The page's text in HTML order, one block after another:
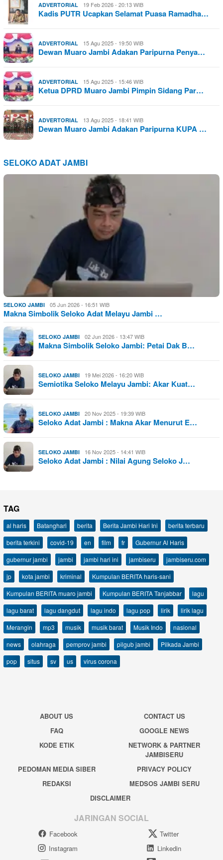
ADVERTORIAL 19 Feb 2026 - 20:13 WIB
Kadis PUTR Ucapkan Selamat Puasa Ramadha…
ADVERTORIAL 15 Agu 2025 - 19:50 WIB
Dewan Muaro Jambi Adakan Paripurna Penya…
ADVERTORIAL 15 Agu 2025 - 15:46 WIB
Ketua DPRD Muaro Jambi Pimpin Sidang Par…
ADVERTORIAL 13 Agu 2025 - 18:41 WIB
Dewan Muaro Jambi Adakan Paripurna KUPA …
SELOKO ADAT JAMBI
SELOKO JAMBI 05 Jun 2026 - 16:51 WIB
Makna Simbolik Seloko Adat Melayu Jambi …
SELOKO JAMBI 02 Jun 2026 - 13:47 WIB
Makna Simbolik Seloko Jambi: Petai Dak B…
SELOKO JAMBI 19 Mei 2026 - 16:20 WIB
Semiotika Seloko Melayu Jambi: Akar Kuat…
SELOKO JAMBI 20 Nov 2025 - 19:39 WIB
Seloko Adat Jambi : Makna Akar Menurut E…
SELOKO JAMBI 16 Nov 2025 - 14:41 WIB
Seloko Adat Jambi : Nilai Agung Seloko J…
TAG
al haris Batanghari berita Berita Jambi Hari Ini
berita terbaru
berita terkini
covid-19 en film fr
Gubernur Al Haris
gubernur jambi
jambi jambi hari ini jambiseru
jambiseru.com
jp
kota jambi kriminal
Kumpulan BERITA haris-sani
Kumpulan BERITA muaro jambi
Kumpulan BERITA Tanjabbar
lagu
lagu barat
lagu dangdut lagu indo lagu pop lirik
lirik lagu
Merangin
mp3 musik musik barat Musik Indo
nasional
news
olahraga pemprov jambi pilgub jambi
Pilkada Jambi
pop
situs sv us virus corona
ABOUT US
CONTACT US
FAQ
GOOGLE NEWS
KODE ETIK
NETWORK & PARTNER
JAMBISERU
PEDOMAN MEDIA SIBER
PRIVACY POLICY
REDAKSI
MEDSOS JAMBI SERU
DISCLAIMER
JARINGAN SOCIAL
Facebook
Twitter
Instagram
Linkedin